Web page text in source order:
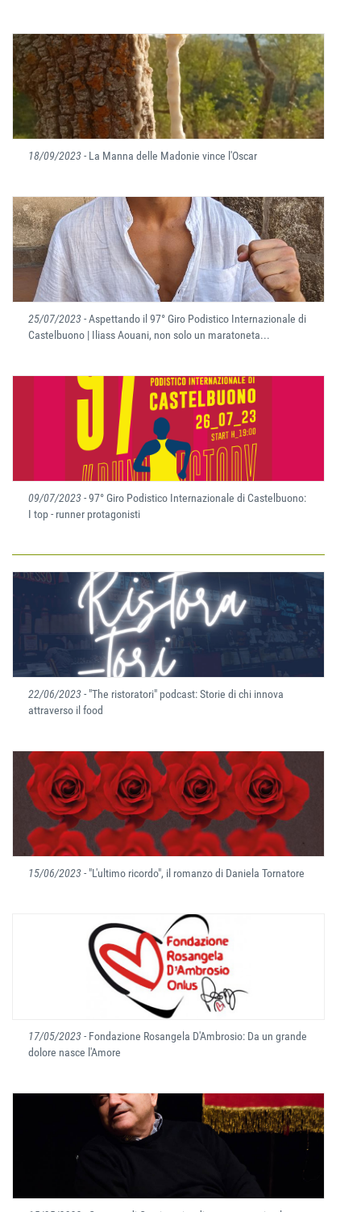
18/09/2023- La Manna delle Madonie vince l'Oscar
25/07/2023- Aspettando il 97° Giro Podistico Internazionale di
Castelbuono | Iliass Aouani, non solo un maratoneta...
09/07/2023- 97° Giro Podistico Internazionale di Castelbuono:
I top - runner protagonisti
22/06/2023- "The ristoratori" podcast: Storie di chi innova
attraverso il food
15/06/2023- "L'ultimo ricordo", il romanzo di Daniela Tornatore
17/05/2023- Fondazione Rosangela D'Ambrosio: Da un grande
dolore nasce l'Amore